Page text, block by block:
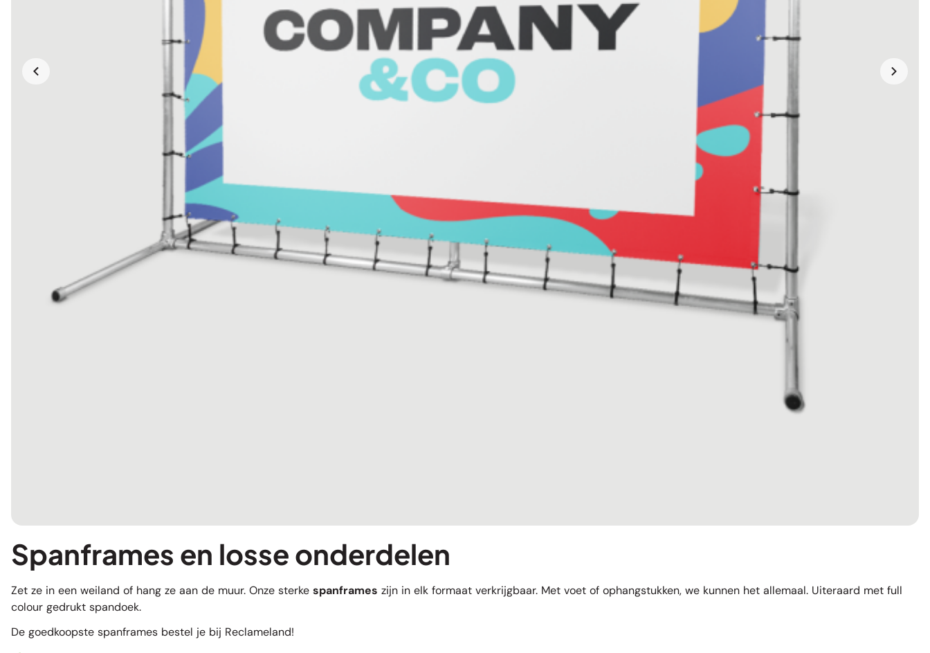
Spanframes en losse onderdelen
Zet ze in een weiland of hang ze aan de muur. Onze sterke spanframes zijn in elk formaat verkrijgbaar. Met voet of ophangstukken, we kunnen het allemaal. Uiteraard met full
colour gedrukt spandoek.
De goedkoopste spanframes bestel je bij Reclameland!